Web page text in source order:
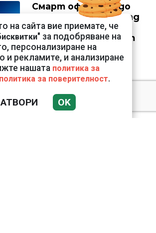
Смарт оферти с до
90% отстъпка за над
150 устройства от
Vivacom през август
Подводни кадри от
Корфу разкриха
на сайта вие приемате, че
" за подобряване на
персонализиране на
и рекламите, и анализиране
нашата политика за
политика за поверителност.
OK